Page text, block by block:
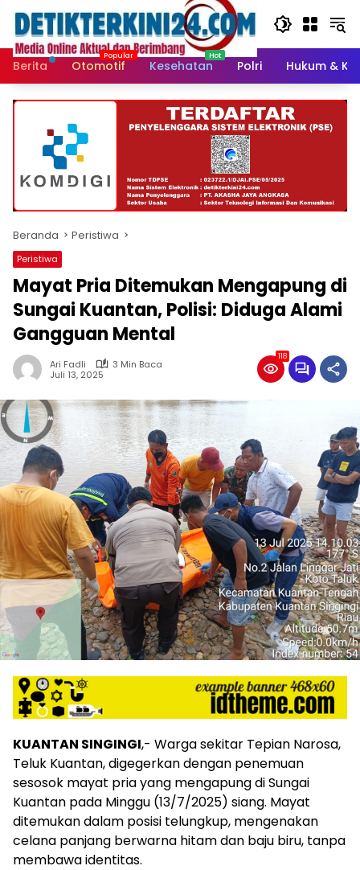
Langsung
konten
Berita
Otomotif Kesehatan Polri Hukum &
Beranda Peristiwa
Peristiwa
Mayat Pria Ditemukan Mengapung di
Sungai Kuantan, Polisi: Diduga Alami
Gangguan Mental
Ari Fadli
3 Min Baca
Juli 13, 2025
118
KUANTAN SINGINGI,- Warga sekitar Tepian Narosa,
Teluk Kuantan, digegerkan dengan penemuan
sesosok mayat pria yang mengapung di Sungai
Kuantan pada Minggu (13/7/2025) siang. Mayat
ditemukan dalam posisi telungkup, mengenakan
celana panjang berwarna hitam dan baju biru, tanpa
membawa identitas.